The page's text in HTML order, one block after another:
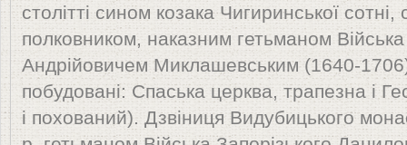
столітті сином козака Чигиринської
полковником, наказним гетьманом
Андрійовичем Миклашевським (1640-
побудовані: Спаська церква, трапезна і
і похований). Дзвіниця Видубицького